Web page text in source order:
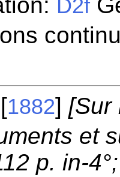
D2f
[1882] [Sur
et
p. in-